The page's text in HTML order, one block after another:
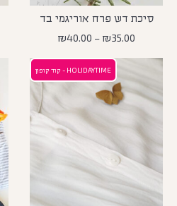
סיכת דש פרח אוריגמי בד
₪35.00
–
₪40.00
HOLIDAYTIME - קוד קופון